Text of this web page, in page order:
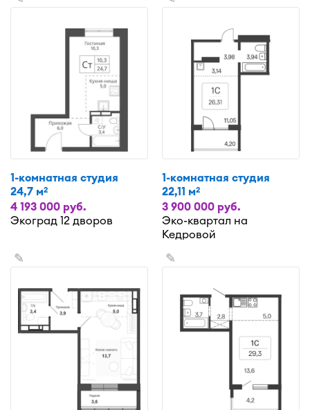
1-комнатная студия
24,7 м2
4 193 000 руб.
Экоград 12 дворов
1-комнатная студия
22,11 м2
3 900 000 руб.
Эко-квартал на
Кедровой
✎ ✎